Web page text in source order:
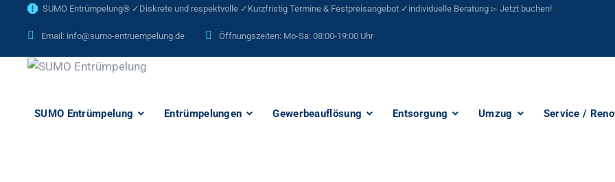
SUMO Entrümpelung® ✓Diskrete und respektvolle ✓Kurzfristig Termine & Festpreisangebot ✓individuelle Beratung ▻ Jetzt buchen!
Email: info@sumo-entruempelung.de Öffnungszeiten: Mo-Sa: 08:00-19:00 Uhr
SUMO Entrümpelung Entrümpelungen Gewerbeauflösung Entsorgung Umzug Service /